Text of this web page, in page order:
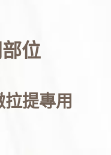
位
提專用